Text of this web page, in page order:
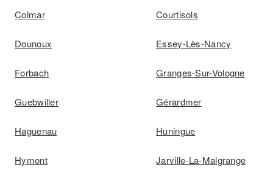
Colmar Courtisols
Dounoux Essey-Lès-Nancy
Forbach Granges-Sur-Vologne
Guebwiller Gérardmer
Haguenau Huningue
Hymont Jarville-La-Malgrange